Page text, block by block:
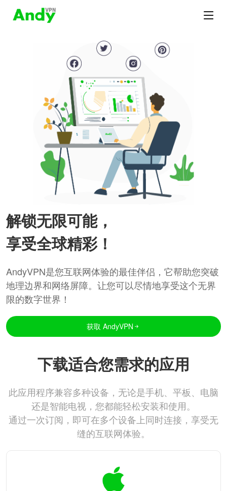
解锁无限可能，
享受全球精彩！
AndyVPN是您互联网体验的最佳伴侣，它帮助您突破
地理边界和网络屏障。让您可以尽情地享受这个无界
限的数字世界！
获取 AndyVPN
下载适合您需求的应用
此应用程序兼容多种设备，无论是手机、平板、电脑
还是智能电视，您都能轻松安装和使用。
通过一次订阅，即可在多个设备上同时连接，享受无
缝的互联网体验。